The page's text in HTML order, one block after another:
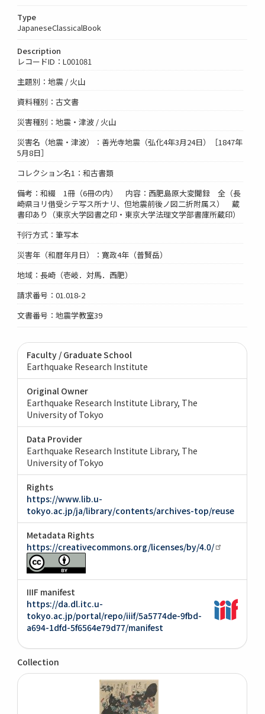
Type
JapaneseClassicalBook
Description
レコードID：L001081
主題別：地震 / 火山
資料種別：古文書
災害種別：地震・津波 / 火山
災害名（地震・津波）：善光寺地震（弘化4年3月24日）［1847年
5月8日］
コレクション名1：和古書類
備考：和綴 1冊（6冊の内） 内容：西肥島原大変聞録 全（長
崎県ヨリ借受シテ写ス所ナリ、但地震前後ノ図二折附属ス） 蔵
書印あり（東京大学図書之印・東京大学法理文学部書庫所蔵印）
刊行方式：筆写本
災害年（和暦年月日）：寛政4年（普賢岳）
地域：長崎（壱岐．対馬．西肥）
請求番号：01.018-2
文書番号：地震学教室39
Faculty / Graduate School
Earthquake Research Institute
Original Owner
Earthquake Research Institute Library, The
University of Tokyo
Data Provider
Earthquake Research Institute Library, The
University of Tokyo
Rights
https://www.lib.u-
tokyo.ac.jp/ja/library/contents/archives-top/reuse
Metadata Rights
https://creativecommons.org/licenses/by/4.0/
IIIF manifest
https://da.dl.itc.u-
tokyo.ac.jp/portal/repo/iiif/5a5774de-9fbd-
a694-1dfd-5f6564e79d77/manifest
Collection